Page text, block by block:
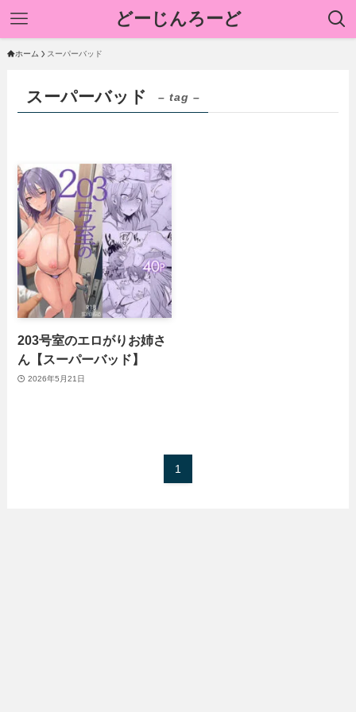
どーじんろーど
ホーム スーパーバッド
スーパーバッド – tag –
203号室のエロがりお姉さ
ん【スーパーバッド】
2026年5月21日
1